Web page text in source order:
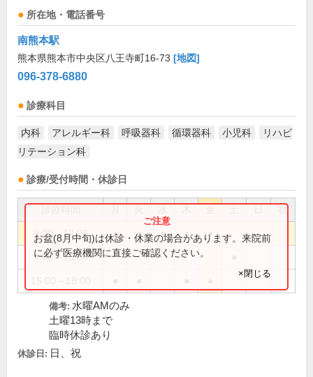
所在地・電話番号
南熊本駅
熊本県熊本市中央区八王寺町16-73 [地図]
096-378-6880
診療科目
内科 アレルギー科 呼吸器科 循環器科 小児科
リハビ
リテーション科
診療/受付時間・休診日
祝
9:00～12:00 ● ● ● ● ●
9:00～13:00
お盆(8月中旬)は休診・休業の場合があります。来院前
に必ず医療機関に直接ご確認ください。
×閉じる
備考: 水曜AMのみ
土曜13時まで
臨時休診あり
休診日: 日、祝